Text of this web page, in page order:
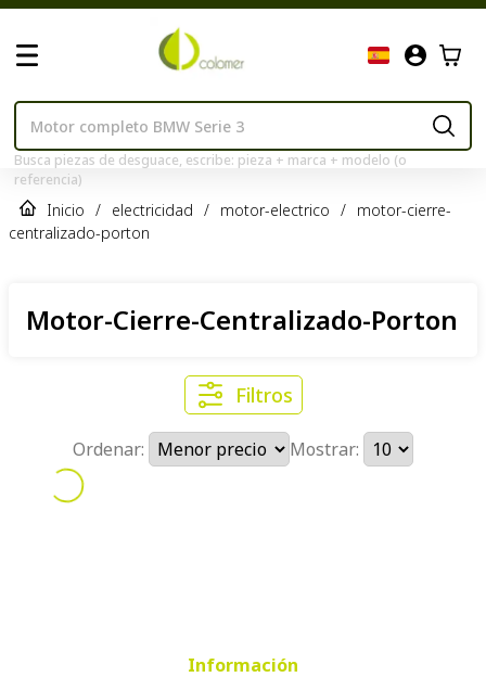
Busca piezas de desguace, escribe: pieza + marca + modelo (o
referencia)
Inicio / electricidad / motor-electrico / motor-cierre-
centralizado-porton
Motor-Cierre-Centralizado-Porton
Filtros
Ordenar: Mostrar:
SOLICITAR UNA DEVOLUCIÓN